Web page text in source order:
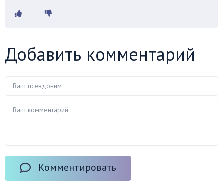
Добавить комментарий
Комментировать